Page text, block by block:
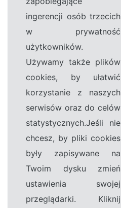
ingerencji osób trzecich
w prywatność
użytkowników.
Używamy także plików
cookies, by ułatwić
korzystanie z naszych
serwisów oraz do celów
statystycznych.Jeśli nie
chcesz, by pliki cookies
były zapisywane na
Twoim dysku zmień
ustawienia swojej
przeglądarki. Kliknij